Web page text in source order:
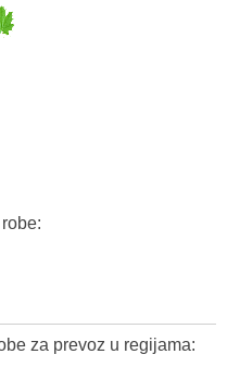
za prevoz u regijama: